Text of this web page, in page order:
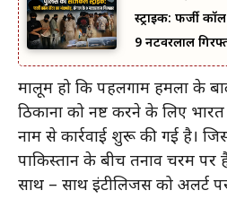
स्ट्राइक: फर्जी
9 नटवरलाल
मालूम हो कि पहलगाम हमला के
ठिकानों को नष्ट करने के लिए
नाम से कार्रवाई शुरू की गई है।
पाकिस्तान के बीच तनाव चरम
साथ – साथ इंटीलिजेंस को अलर्ट